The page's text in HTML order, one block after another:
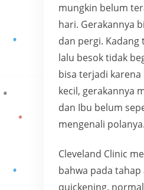
mungkin belum
hari. Gerakannya
dan pergi. Kadang
lalu besok tidak
bisa terjadi karena
kecil, gerakannya
dan Ibu belum
mengenali polanya.
Cleveland Clinic
bahwa pada tahap
quickening,